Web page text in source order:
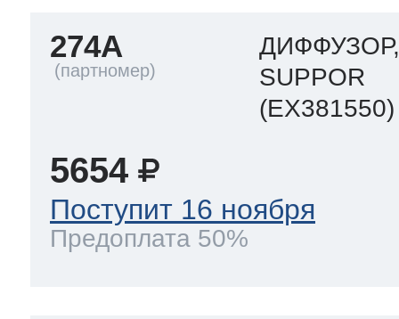
274A
SUPPOR
(EX381550)
5654
Поступит 16 ноября
Предоплата 50%